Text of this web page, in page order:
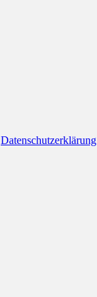
Datenschutzerklärung